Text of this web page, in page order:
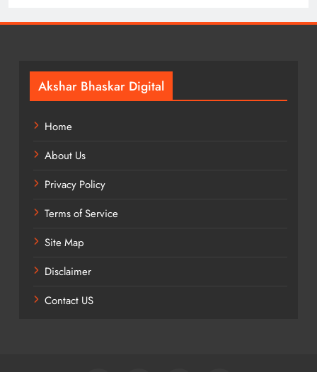
Akshar Bhaskar Digital
Home
About Us
Privacy Policy
Terms of Service
Site Map
Disclaimer
Contact US